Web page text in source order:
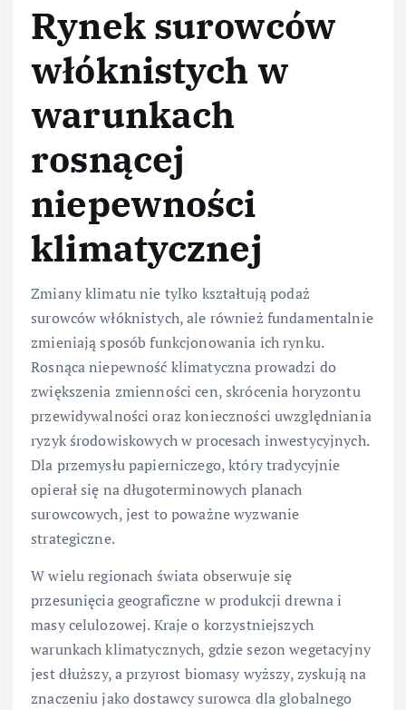
Rynek surowców
włóknistych w
warunkach
rosnącej
niepewności
klimatycznej
Zmiany klimatu nie tylko kształtują podaż
surowców włóknistych, ale również fundamentalnie
zmieniają sposób funkcjonowania ich rynku.
Rosnąca niepewność klimatyczna prowadzi do
zwiększenia zmienności cen, skrócenia horyzontu
przewidywalności oraz konieczności uwzględniania
ryzyk środowiskowych w procesach inwestycyjnych.
Dla przemysłu papierniczego, który tradycyjnie
opierał się na długoterminowych planach
surowcowych, jest to poważne wyzwanie
strategiczne.
W wielu regionach świata obserwuje się
przesunięcia geograficzne w produkcji drewna i
masy celulozowej. Kraje o korzystniejszych
warunkach klimatycznych, gdzie sezon wegetacyjny
jest dłuższy, a przyrost biomasy wyższy, zyskują na
znaczeniu jako dostawcy surowca dla globalnego